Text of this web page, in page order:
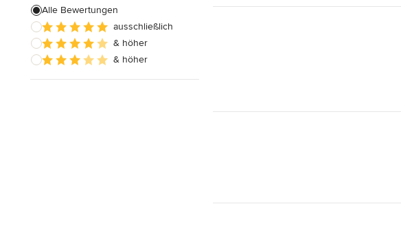
Schornsteinbau
Alle anzeigen
Alle Bewertungen
ausschließlich
& höher
& höher